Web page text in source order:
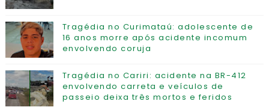
Tragédia no Curimataú: adolescente de
16 anos morre após acidente incomum
envolvendo coruja
Tragédia no Cariri: acidente na BR-412
envolvendo carreta e veículos de
passeio deixa três mortos e feridos